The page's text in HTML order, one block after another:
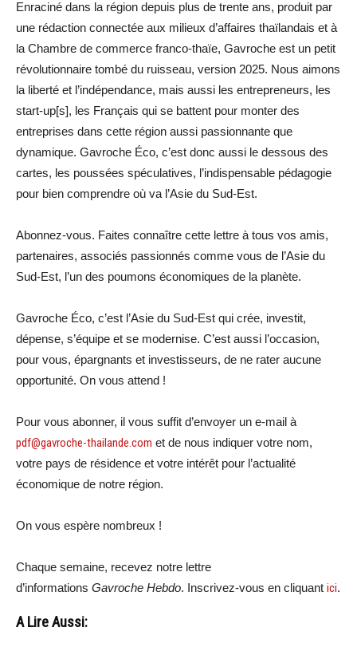
Enraciné dans la région depuis plus de trente ans, produit par
une rédaction connectée aux milieux d’affaires thaïlandais et à
la Chambre de commerce franco-thaïe, Gavroche est un petit
révolutionnaire tombé du ruisseau, version 2025. Nous aimons
la liberté et l’indépendance, mais aussi les entrepreneurs, les
start-up[s], les Français qui se battent pour monter des
entreprises dans cette région aussi passionnante que
dynamique. Gavroche Éco, c’est donc aussi le dessous des
cartes, les poussées spéculatives, l’indispensable pédagogie
pour bien comprendre où va l’Asie du Sud-Est.
Abonnez-vous. Faites connaître cette lettre à tous vos amis,
partenaires, associés passionnés comme vous de l’Asie du
Sud-Est, l’un des poumons économiques de la planète.
Gavroche Éco, c’est l’Asie du Sud-Est qui crée, investit,
dépense, s’équipe et se modernise. C’est aussi l’occasion,
pour vous, épargnants et investisseurs, de ne rater aucune
opportunité. On vous attend !
Pour vous abonner, il vous suffit d’envoyer un e-mail à
pdf@gavroche-thailande.com et de nous indiquer votre nom,
votre pays de résidence et votre intérêt pour l’actualité
économique de notre région.
On vous espère nombreux !
Chaque semaine, recevez notre lettre
d’informations Gavroche Hebdo. Inscrivez-vous en cliquant ici.
A Lire Aussi: